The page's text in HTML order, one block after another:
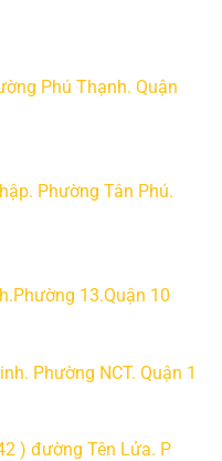
Phú Thạnh. Quận
Phường Tân Phú.
13.Quận 10
Phường NCT. Quận 1
) đường Tên Lửa. P